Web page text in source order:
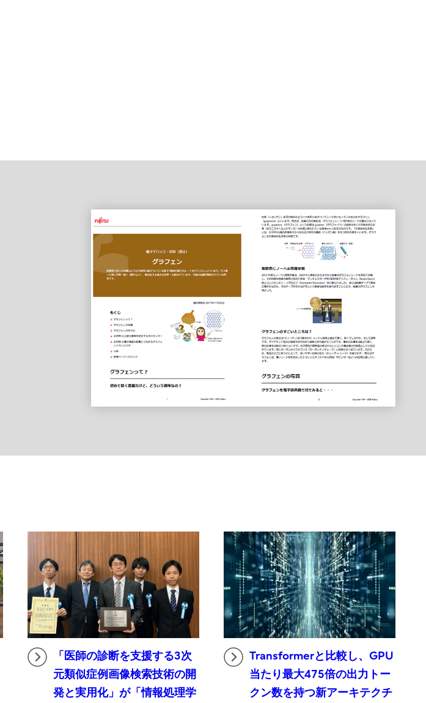
「医師の診断を支援する3次
元類似症例画像検索技術の開
発と実用化」が「情報処理学
Transformerと比較し、GPU
当たり最大475倍の出力トー
クン数を持つ新アーキテクチ